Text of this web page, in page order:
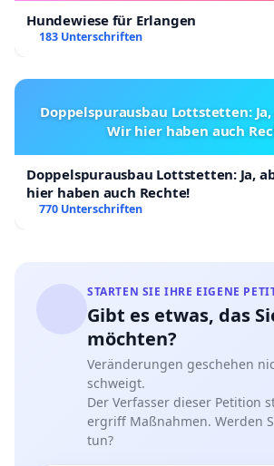
Hundewiese für Erlangen
183 Unterschriften
Doppelspurausbau Lottstetten:
Wir hier haben auch
Doppelspurausbau Lottstetten: Ja,
hier haben auch Rechte!
770 Unterschriften
STARTEN SIE IHRE EIGENE
Gibt es etwas, das
möchten?
Veränderungen geschehen
schweigt.
Der Verfasser dieser Petition
ergriff Maßnahmen. Werden
tun?